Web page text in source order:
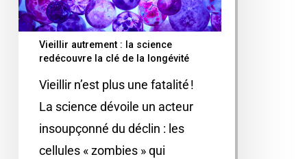
Vieillir autrement : la science
redécouvre la clé de la longévité
Vieillir n’est plus une fatalité !
La science dévoile un acteur
insoupçonné du déclin : les
cellules « zombies » qui